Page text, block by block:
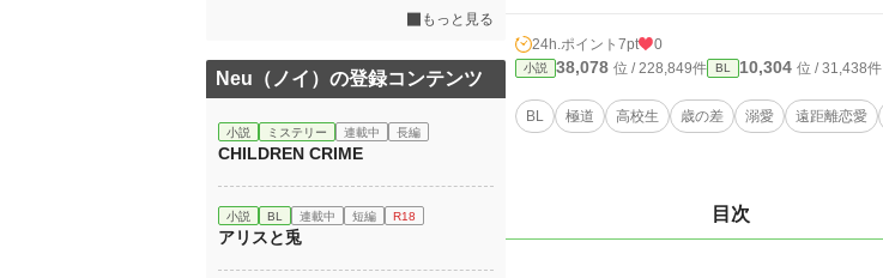
24h.ポイント 7pt 0
小説 38,078 位 / 228,849件 BL 10,304 位 / 31,438件
BL 極道 高校生 歳の差 溺愛 遠距離恋愛
目次
もっと見る
Neu（ノイ）の登録コンテンツ
小説 ミステリー 連載中 長編
CHILDREN CRIME
小説 BL 連載中 短編 R18
アリスと兎